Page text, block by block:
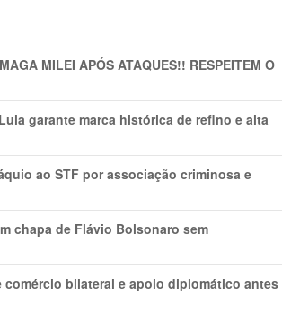
MILEI APÓS ATAQUES!! RESPEITEM O
garante marca histórica de refino e alta
ao STF por associação criminosa e
chapa de Flávio Bolsonaro sem
bilateral e apoio diplomático antes